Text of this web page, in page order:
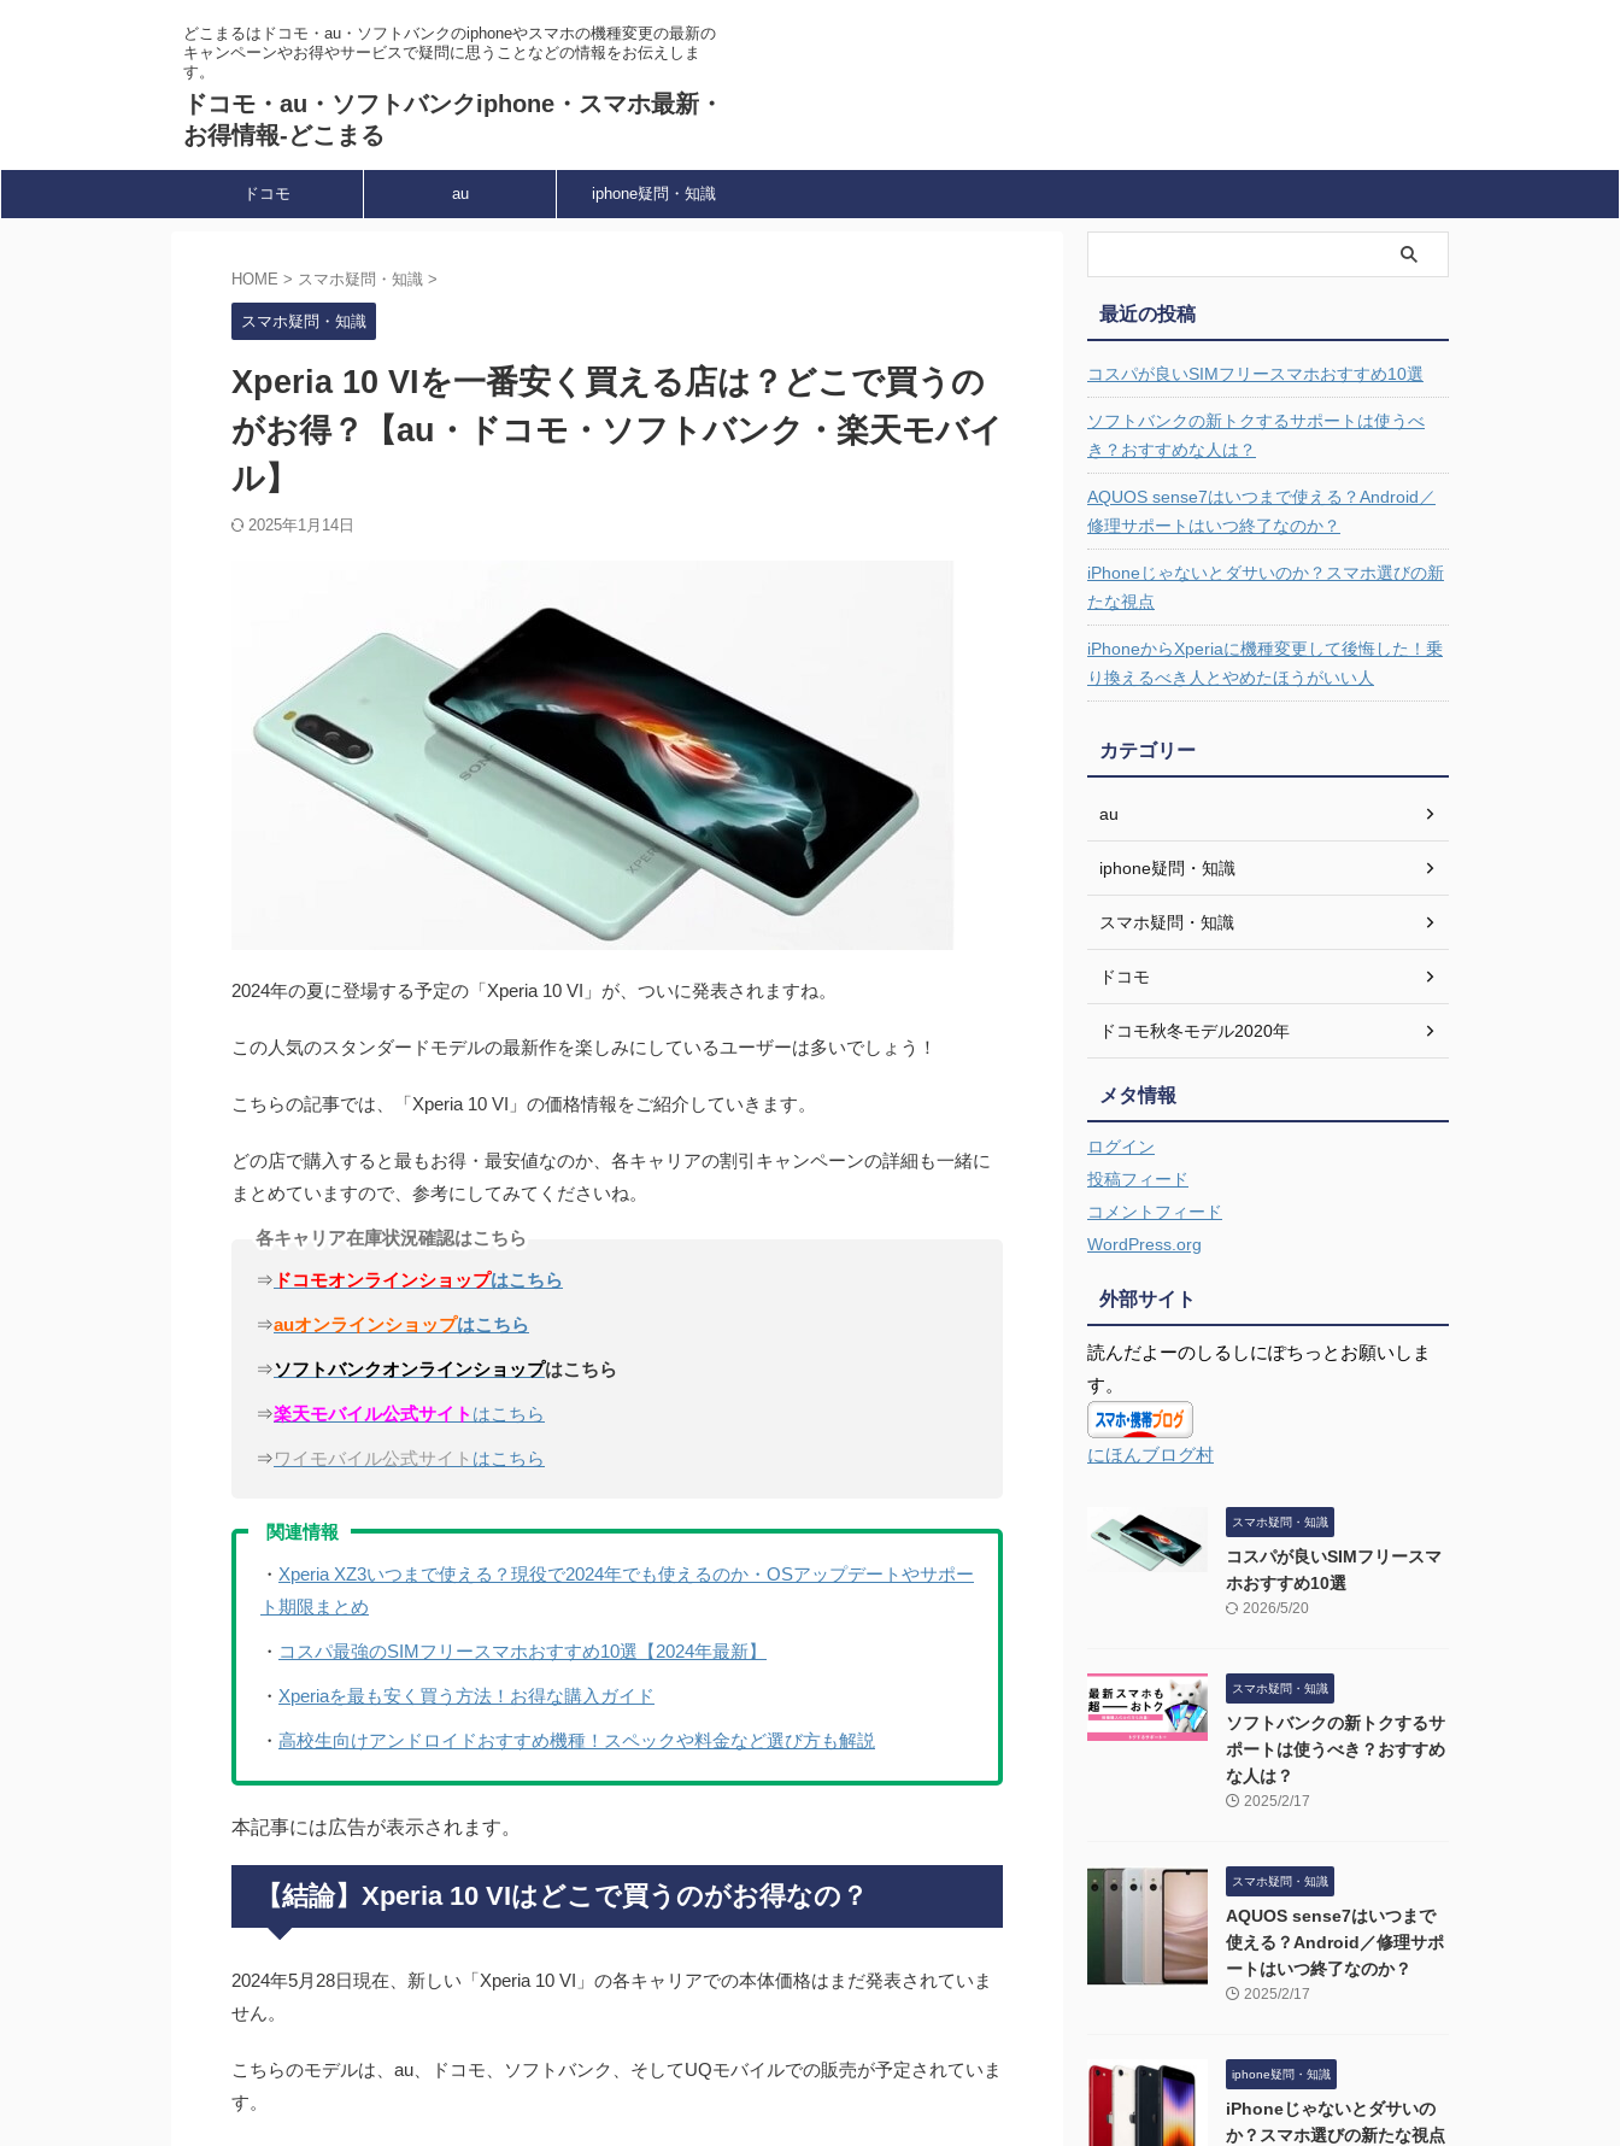
どこまるはドコモ・au・ソフトバンクのiphoneやスマホの機種変更の最新の
キャンペーンやお得やサービスで疑問に思うことなどの情報をお伝えしま
す。
ドコモ・au・ソフトバンクiphone・スマホ最新・
お得情報-どこまる
ドコモ au iphone疑問・知識
HOME > スマホ疑問・知識 >
スマホ疑問・知識
Xperia 10 VIを一番安く買える店は？どこで買うの
がお得？【au・ドコモ・ソフトバンク・楽天モバイ
ル】
2025年1月14日
2024年の夏に登場する予定の「Xperia 10 VI」が、ついに発表されますね。
この人気のスタンダードモデルの最新作を楽しみにしているユーザーは多いでしょう！
こちらの記事では、「Xperia 10 VI」の価格情報をご紹介していきます。
どの店で購入すると最もお得・最安値なのか、各キャリアの割引キャンペーンの詳細も一緒に
まとめていますので、参考にしてみてくださいね。
各キャリア在庫状況確認はこちら
⇒ ドコモオンラインショップはこちら
⇒auオンラインショップはこちら
⇒ソフトバンクオンラインショップはこちら
⇒楽天モバイル公式サイト はこちら
⇒ワイモバイル公式サイト はこちら
関連情報
・ Xperia XZ3いつまで使える？現役で2024年でも使えるのか・OSアップデートやサポー
ト期限まとめ
・ コスパ最強のSIMフリースマホおすすめ10選【2024年最新】
・ Xperiaを最も安く買う方法！お得な購入ガイド
・ 高校生向けアンドロイドおすすめ機種！スペックや料金など選び方も解説
本記事には広告が表示されます。
【結論】Xperia 10 VIはどこで買うのがお得なの？
2024年5月28日現在、新しい「Xperia 10 VI」の各キャリアでの本体価格はまだ発表されていま
せん。
こちらのモデルは、au、ドコモ、ソフトバンク、そしてUQモバイルでの販売が予定されていま
す。
最近の投稿
コスパが良いSIMフリースマホおすすめ10選
ソフトバンクの新トクするサポートは使うべ
き？おすすめな人は？
AQUOS sense7はいつまで使える？Android／
修理サポートはいつ終了なのか？
iPhoneじゃないとダサいのか？スマホ選びの新
たな視点
iPhoneからXperiaに機種変更して後悔した！乗
り換えるべき人とやめたほうがいい人
カテゴリー
au
iphone疑問・知識
スマホ疑問・知識
ドコモ
ドコモ秋冬モデル2020年
メタ情報
ログイン
投稿フィード
コメントフィード
WordPress.org
外部サイト
読んだよーのしるしにぽちっとお願いしま
す。
にほんブログ村
スマホ疑問・知識
コスパが良いSIMフリースマ
ホおすすめ10選
2026/5/20
スマホ疑問・知識
ソフトバンクの新トクするサ
ポートは使うべき？おすすめ
な人は？
2025/2/17
スマホ疑問・知識
AQUOS sense7はいつまで
使える？Android／修理サポ
ートはいつ終了なのか？
2025/2/17
iphone疑問・知識
iPhoneじゃないとダサいの
か？スマホ選びの新たな視点